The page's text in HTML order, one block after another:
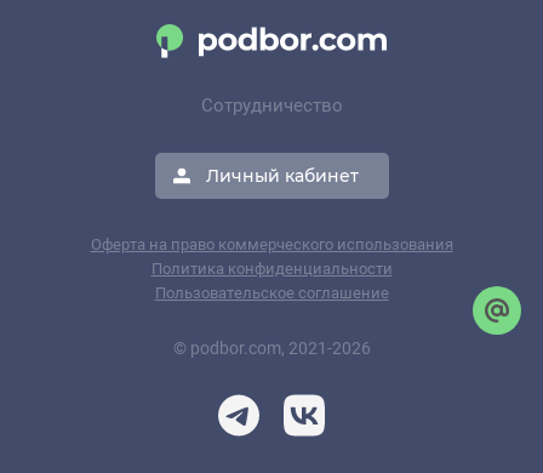
Сотрудничество
Личный кабинет
Оферта на право коммерческого использования
Политика конфиденциальности
Пользовательское соглашение
© podbor.com, 2021-2026